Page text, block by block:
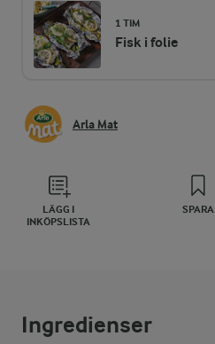
1 TIM
Fisk i folie
Arla Mat
LÄGG I
INKÖPSLISTA
SPARA
Ingredienser